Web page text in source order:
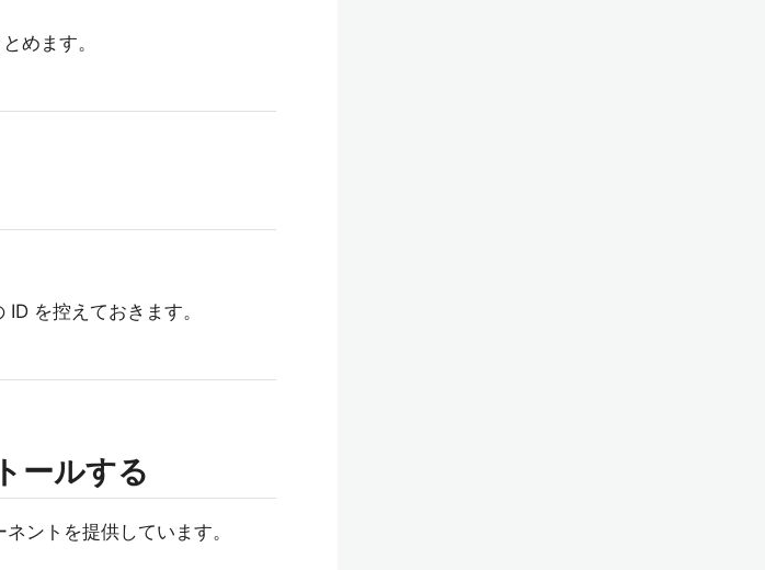
めます。
ID を控えておきます。
ールする
ントを提供しています。